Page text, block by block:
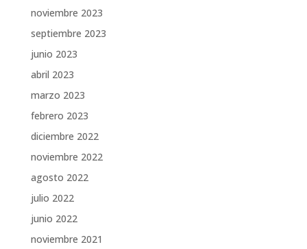
noviembre 2023
septiembre 2023
junio 2023
abril 2023
marzo 2023
febrero 2023
diciembre 2022
noviembre 2022
agosto 2022
julio 2022
junio 2022
noviembre 2021